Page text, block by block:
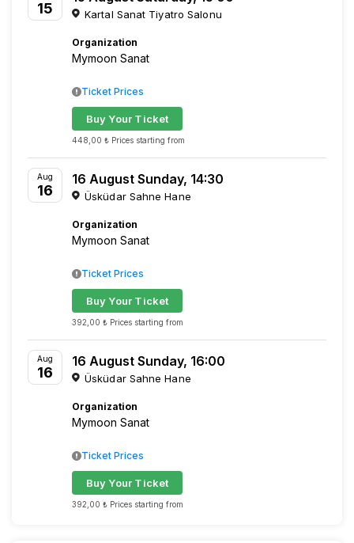
15 Kartal Sanat Tiyatro Salonu
Organization
Mymoon Sanat
448,00 ₺ Prices starting from
Buy Your Ticket
Ticket Prices
Aug
16
16 August Sunday, 14:30
Üsküdar Sahne Hane
Organization
Mymoon Sanat
392,00 ₺ Prices starting from
Buy Your Ticket
Ticket Prices
Aug
16
16 August Sunday, 16:00
Üsküdar Sahne Hane
Organization
Mymoon Sanat
392,00 ₺ Prices starting from
Buy Your Ticket
Ticket Prices